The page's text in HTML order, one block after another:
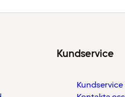
Kundservice
Kundservice